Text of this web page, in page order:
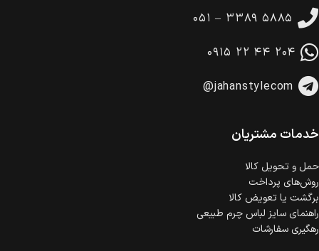
در هنگام خرید محصول، امکان انتخاب پرداخت در محل
وجود دارد.
خرید اقساطی با شرایط آسان و بدون ضامن امکان‌پذیر
است.
گارانتی معتبر برای تمامی محصولات ارائه می‌شود.
۰۵۱ – ۳۳۸۹ ۵۸۸۵
۰۹۱۵ ۲۲ ۴۴ ۲۰۴
@jahanstylecom
خدمات مشتریان
حمل‌ و تحویل کالا
روش‌های پرداخت
برگشت یا تعویض کالا
راهنمای سایز لباس چرم طبیعی
رهگیری سفارشات